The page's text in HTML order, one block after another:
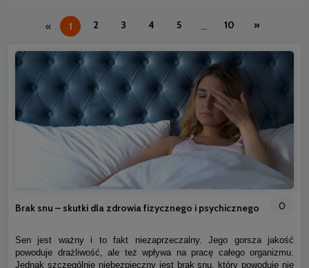
« 1 2 3 4 5 ... 10 »
Brak snu – skutki dla zdrowia fizycznego i psychicznego 0
Sen jest ważny i to fakt niezaprzeczalny. Jego gorsza jakość
powoduje drażliwość, ale też wpływa na pracę całego organizmu.
Jednak szczególnie niebezpieczny jest brak snu, który powoduje nie